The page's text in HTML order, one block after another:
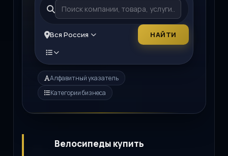
Вся Россия НАЙТИ
Алфавитный указатель
Категории бизнеса
Велосипеды купить